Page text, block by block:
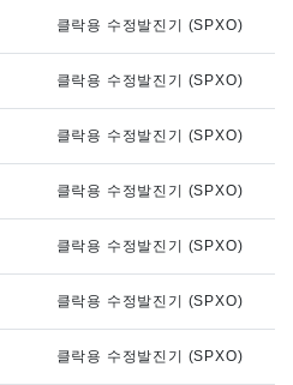
클락용 수정발진기 (SPXO)
클락용 수정발진기 (SPXO)
클락용 수정발진기 (SPXO)
클락용 수정발진기 (SPXO)
클락용 수정발진기 (SPXO)
클락용 수정발진기 (SPXO)
클락용 수정발진기 (SPXO)